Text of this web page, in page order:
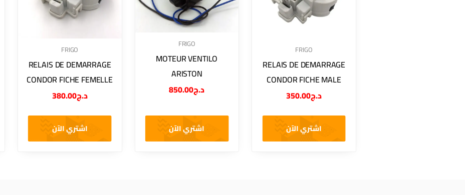
FRIGO
RELAIS DE DEMARRAGE
CONDOR FICHE FEMELLE
د.ج380.00
اشتري الآن
FRIGO
MOTEUR VENTILO
ARISTON
د.ج850.00
اشتري الآن
FRIGO
RELAIS DE DEMARRAGE
CONDOR FICHE MALE
د.ج350.00
اشتري الآن